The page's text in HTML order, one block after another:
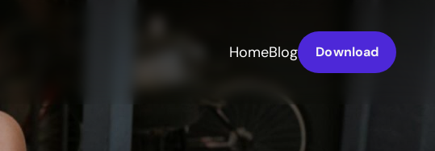
HomeBlog Download